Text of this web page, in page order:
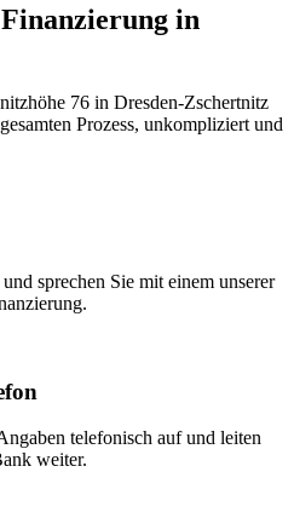
in
76 in Dresden-Zschertnitz
Prozess, unkompliziert und
sprechen Sie mit einem unserer
telefonisch auf und leiten
weiter.